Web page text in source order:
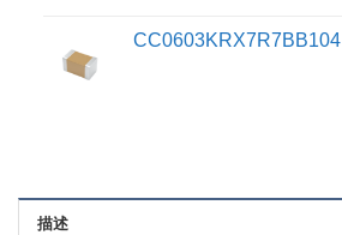
CC0603KRX7R7BB104
描述